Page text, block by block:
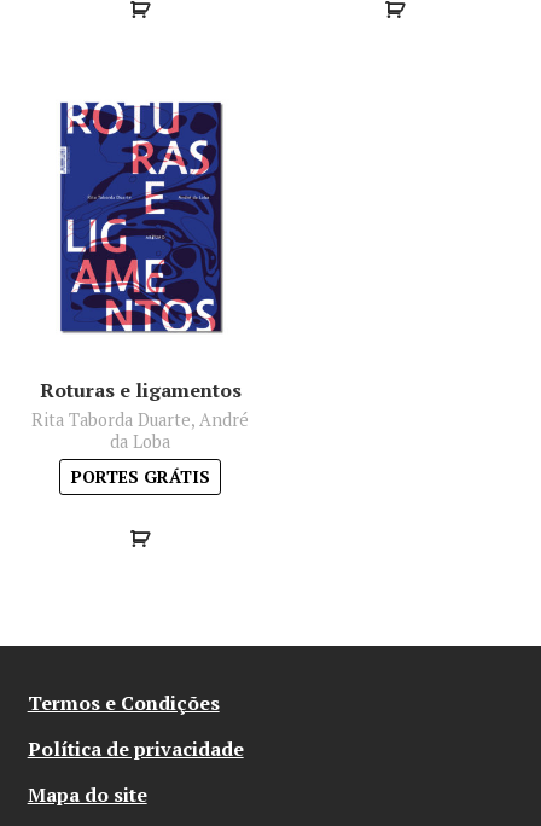
Roturas e ligamentos
Rita Taborda Duarte, André
da Loba
PORTES GRÁTIS
Termos e Condições
Política de privacidade
Mapa do site